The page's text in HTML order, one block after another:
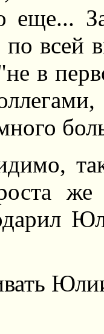
еще...
всей
в
же